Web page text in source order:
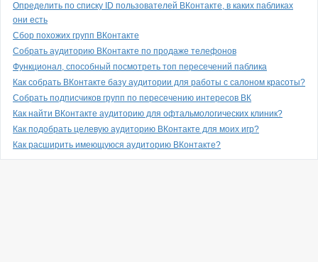
Определить по списку ID пользователей ВКонтакте, в каких пабликах
они есть
Сбор похожих групп ВКонтакте
Собрать аудиторию ВКонтакте по продаже телефонов
Функционал, способный посмотреть топ пересечений паблика
Как собрать ВКонтакте базу аудитории для работы с салоном красоты?
Собрать подписчиков групп по пересечению интересов ВК
Как найти ВКонтакте аудиторию для офтальмологических клиник?
Как подобрать целевую аудиторию ВКонтакте для моих игр?
Как расширить имеющуюся аудиторию ВКонтакте?